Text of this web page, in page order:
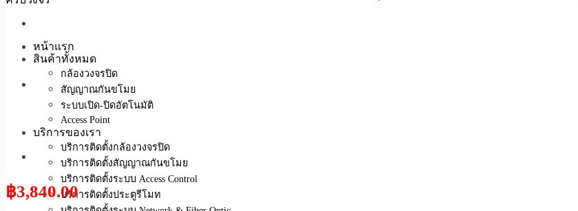
หน้าแรก
สินค้าทั้งหมด
กล้องวงจรปิด
สัญญาณกันขโมย
ระบบเปิด-ปิดอัตโนมัติ
Access Point
บริการของเรา
บริการติดตั้งกล้องวงจรปิด
บริการติดตั้งสัญญาณกันขโมย
บริการติดตั้งระบบ Access Control
บริการติดตั้งประตูรีโมท
฿3,840.00